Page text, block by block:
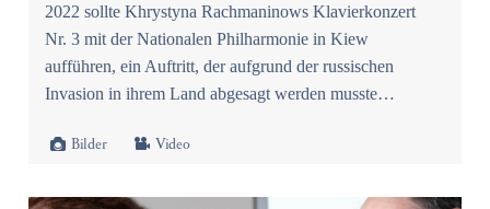
2022 sollte Khrystyna Rachmaninows Klavierkonzert
Nr. 3 mit der Nationalen Philharmonie in Kiew
aufführen, ein Auftritt, der aufgrund der russischen
Invasion in ihrem Land abgesagt werden musste…
 Bilder  Video